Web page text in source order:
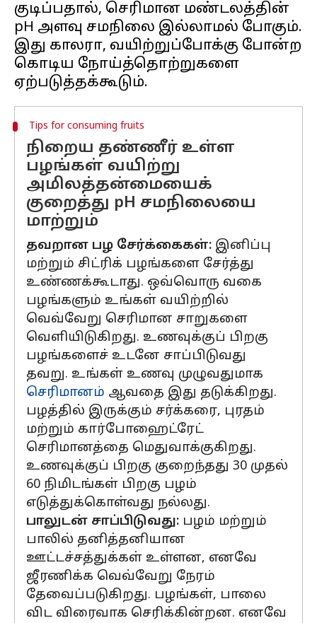
குடிப்பதால், செரிமான மண்டலத்தின்
pH அளவு சமநிலை இல்லாமல் போகும்.
இது காலரா, வயிற்றுப்போக்கு போன்ற
கொடிய நோய்த்தொற்றுகளை
Tips for consuming fruits
நிறைய தண்ணீர் உள்ள
பழங்கள் வயிற்று
அமிலத்தன்மையைக்
குறைத்து pH சமநிலையை
மாற்றும்
தவறான பழ சேர்க்கைகள்: இனிப்பு
மற்றும் சிட்ரிக் பழங்களை சேர்த்து
உண்ணக்கூடாது. ஒவ்வொரு வகை
பழங்களும் உங்கள் வயிற்றில்
வெவ்வேறு செரிமான சாறுகளை
வெளியிடுகிறது. உணவுக்குப் பிறகு
பழங்களைச் உடனே சாப்பிடுவது
தவறு. உங்கள் உணவு முழுவதுமாக
செரிமானம் ஆவதை இது தடுக்கிறது.
பழத்தில் இருக்கும் சர்க்கரை, புரதம்
மற்றும் கார்போஹைட்ரேட்
செரிமானத்தை மெதுவாக்குகிறது.
உணவுக்குப் பிறகு குறைந்தது 30 முதல்
60 நிமிடங்கள் பிறகு பழம்
எடுத்துக்கொள்வது நல்லது.
பாலுடன் சாப்பிடுவது: பழம் மற்றும்
பாலில் தனித்தனியான
ஊட்டச்சத்துக்கள் உள்ளன, எனவே
ஜீரணிக்க வெவ்வேறு நேரம்
தேவைப்படுகிறது. பழங்கள், பாலை
விட விரைவாக செரிக்கின்றன. எனவே